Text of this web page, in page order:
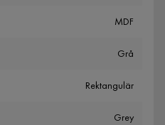
MDF
Grå
Rektangulär
Grey